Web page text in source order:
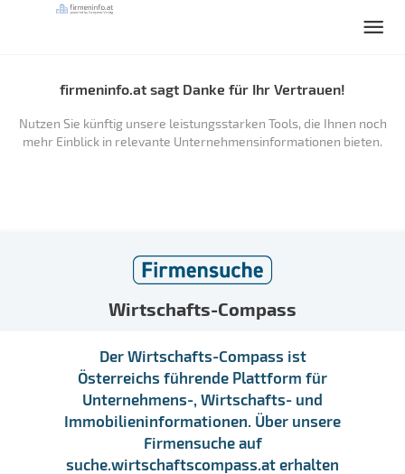
firmeninfo.at sagt Danke für Ihr Vertrauen!
Nutzen Sie künftig unsere leistungsstarken Tools, die Ihnen noch
mehr Einblick in relevante Unternehmensinformationen bieten.
Wirtschafts-Compass
Der Wirtschafts-Compass ist
Österreichs führende Plattform für
Unternehmens-, Wirtschafts- und
Immobilieninformationen. Über unsere
Firmensuche auf
suche.wirtschaftscompass.at erhalten